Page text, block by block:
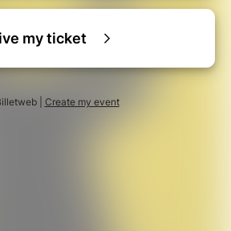
my ticket
| Create my event